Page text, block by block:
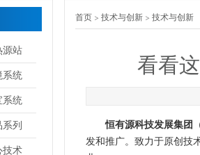
源站
系统
系统
系列
技术
首页 技术与创新 技术与创新
看看
恒有源科技发展集团
发和推广。致力于原创技